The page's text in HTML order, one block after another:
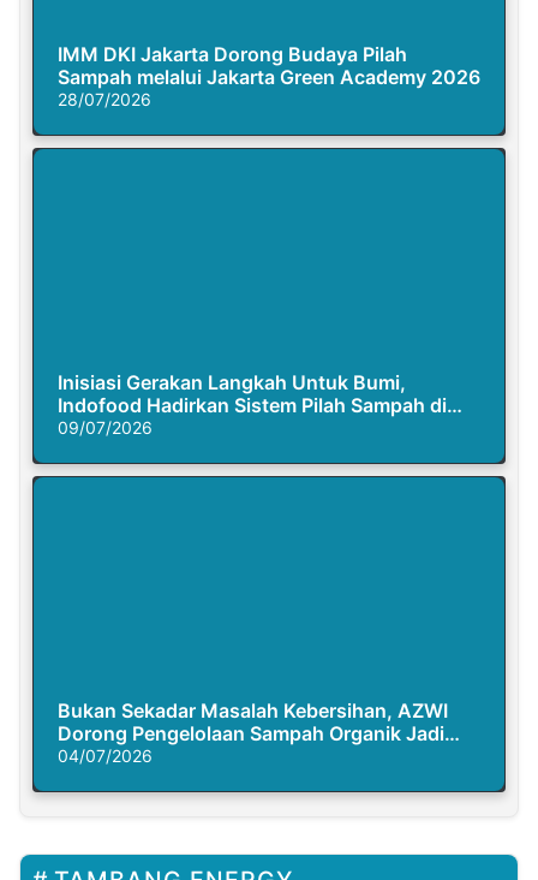
IMM DKI Jakarta Dorong Budaya Pilah
Sampah melalui Jakarta Green Academy 2026
28/07/2026
Inisiasi Gerakan Langkah Untuk Bumi,
Indofood Hadirkan Sistem Pilah Sampah di
Semasa Piknik
09/07/2026
Bukan Sekadar Masalah Kebersihan, AZWI
Dorong Pengelolaan Sampah Organik Jadi
Solusi Krisis Iklim
04/07/2026